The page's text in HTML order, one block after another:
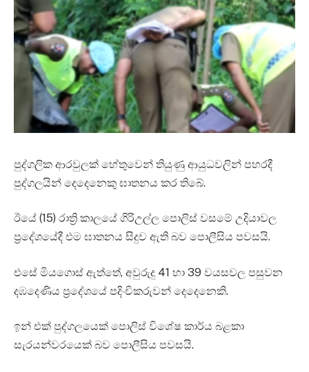
පුද්ගලික ආරවුලක් හේතුවෙන් තියුණු ආයුධවලින් පහරදී
පුද්ගලයින් දෙදෙනෙකු ඝාතනය කර තිබේ.
ඊයේ (15) රාත්‍රි කාලයේ ගිරිඋල්ල පොලිස් වසමේ උදියාවල
ප්‍රදේශයේදී එම ඝාතනය සිදුව ඇති බව පොලීසිය පවසයි.
එසේ මියගොස් ඇත්තේ, අවුරුදු 41 හා 39 වයසවල පසුවන
දඹදෙණිය ප්‍රදේශයේ පදිංචිකරුවන් දෙදෙනෙකි.
ඉන් එක් පුද්ගලයෙක් පොලිස් විශේෂ කාර්ය බළකා
සැරයන්වරයෙක් බව පොලීසිය පවසයි.